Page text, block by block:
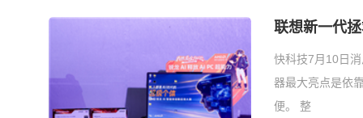
联想新一代
快科技7月10日
器最大亮点是依
便。 整